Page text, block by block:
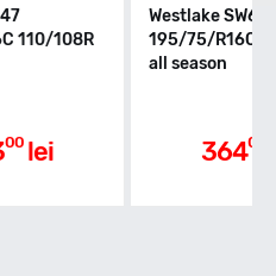
Westlake SW613
195/75/R16C 110/108R